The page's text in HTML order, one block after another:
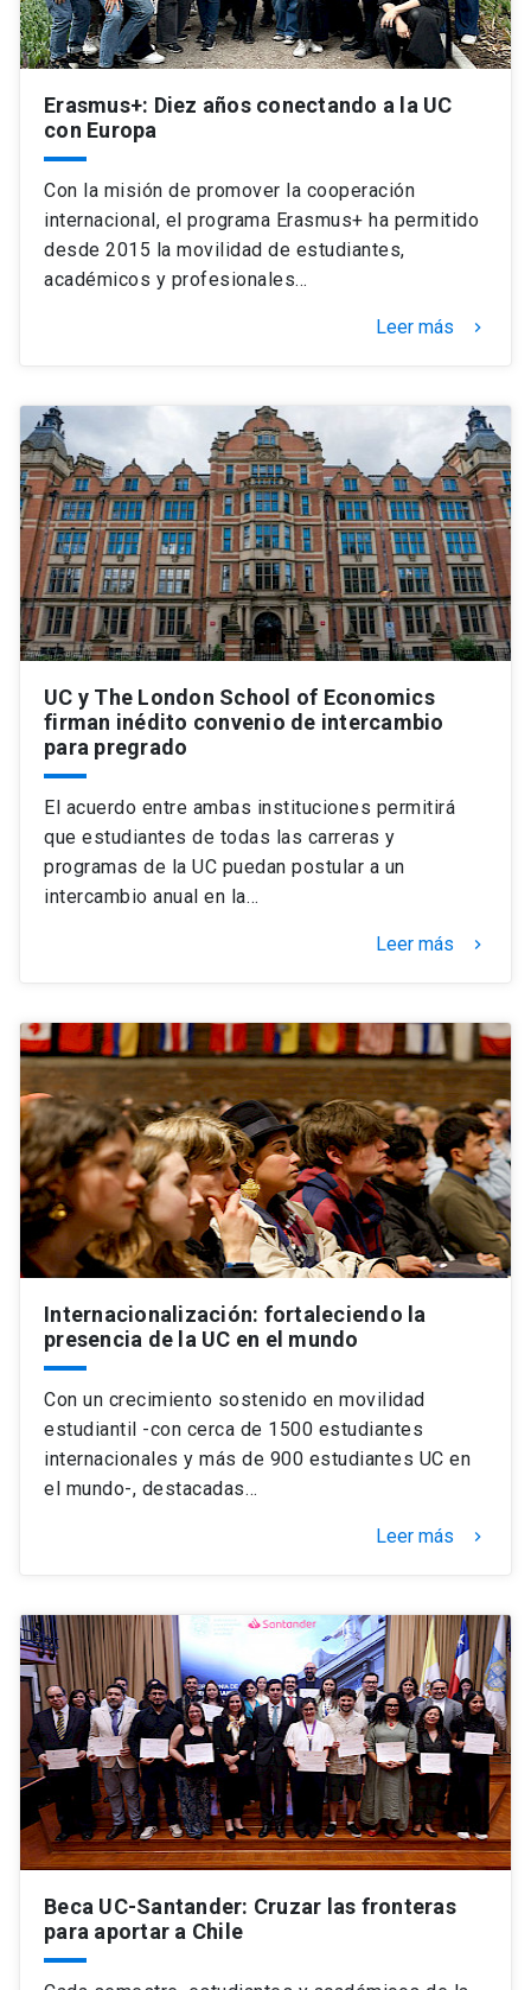
Erasmus+: Diez años conectando a la UC
con Europa
Con la misión de promover la cooperación
internacional, el programa Erasmus+ ha permitido
desde 2015 la movilidad de estudiantes,
académicos y profesionales…
Leer más keyboard_arrow_right
UC y The London School of Economics
firman inédito convenio de intercambio
para pregrado
El acuerdo entre ambas instituciones permitirá
que estudiantes de todas las carreras y
programas de la UC puedan postular a un
intercambio anual en la…
Leer más keyboard_arrow_right
Internacionalización: fortaleciendo la
presencia de la UC en el mundo
Con un crecimiento sostenido en movilidad
estudiantil -con cerca de 1500 estudiantes
internacionales y más de 900 estudiantes UC en
el mundo-, destacadas…
Leer más keyboard_arrow_right
Beca UC-Santander: Cruzar las fronteras
para aportar a Chile